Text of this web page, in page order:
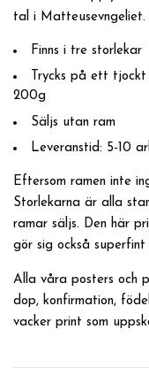
tal i Matteusevngeliet.
Finns i tre storlekar
Trycks på ett
200g
Säljs utan ram
Leveranstid: 5-10
Eftersom ramen inte
Storlekarna är alla
ramar säljs. Den här
gör sig också
Alla våra posters och
dop, konfirmation,
vacker print som